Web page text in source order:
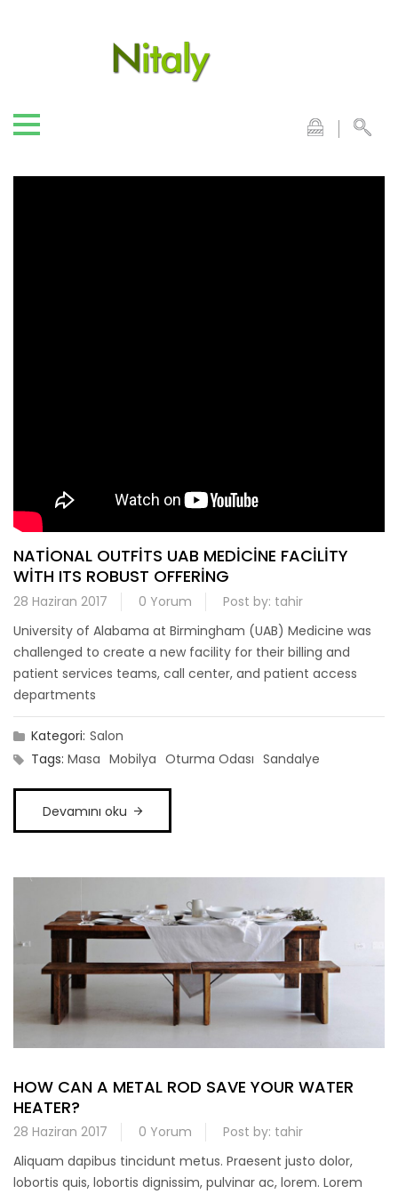
NATIONAL OUTFITS UAB MEDICINE FACILITY
WITH ITS ROBUST OFFERING
28 Haziran 2017 0 Yorum Post by: tahir
University of Alabama at Birmingham (UAB) Medicine was
challenged to create a new facility for their billing and
patient services teams, call center, and patient access
departments
Kategori: Salon
Tags: Masa Mobilya Oturma Odası Sandalye
Devamını oku
HOW CAN A METAL ROD SAVE YOUR WATER
HEATER?
28 Haziran 2017 0 Yorum Post by: tahir
Aliquam dapibus tincidunt metus. Praesent justo dolor,
lobortis quis, lobortis dignissim, pulvinar ac, lorem. Lorem